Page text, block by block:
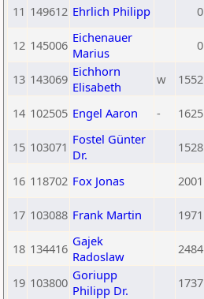
11 149612 Ehrlich Philipp 0
12 145006 Eichenauer
Marius
0
13 143069 Eichhorn
Elisabeth
w 1552
14 102505 Engel Aaron - 1625
15 103071 Fostel Günter
Dr.
1528
16 118702 Fox Jonas 2001
17 103088 Frank Martin 1971
18 134416 Gajek
Radoslaw
2484
19 103800 Goriupp
Philipp Dr.
1737